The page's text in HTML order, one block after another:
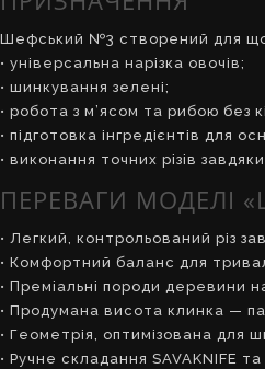
Шефський №3 створений для
• універсальна нарізка овочів;
• шинкування зелені;
• робота з м’ясом та рибою без
• підготовка інгредієнтів для
• виконання точних різів
ПЕРЕВАГИ МОДЕЛІ
• Легкий, контрольований різ
• Комфортний баланс для
• Преміальні породи деревини
• Продумана висота клинка —
• Геометрія, оптимізована для
• Ручне складання SAVAKNIFE